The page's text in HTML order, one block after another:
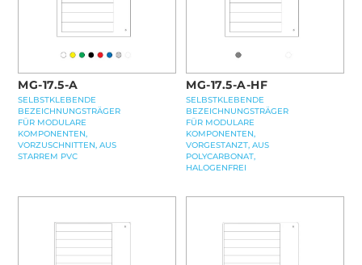
MG-17.5-A
SELBSTKLEBENDE
BEZEICHNUNGSTRÄGER
FÜR MODULARE
KOMPONENTEN,
VORZUSCHNITTEN, AUS
STARREM PVC
MG-17.5-A-HF
SELBSTKLEBENDE
BEZEICHNUNGSTRÄGER
FÜR MODULARE
KOMPONENTEN,
VORGESTANZT, AUS
POLYCARBONAT,
HALOGENFREI